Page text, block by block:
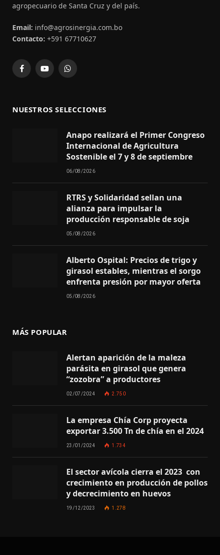
agropecuario de Santa Cruz y del país.
Email: info@agrosinergia.com.bo
Contacto: +591 67710627
FacebookYouTubeWhatsApp
NUESTROS SELECCIONES
Anapo realizará el Primer Congreso
Internacional de Agricultura
Sostenible el 7 y 8 de septiembre
06/08/2026
RTRS y Solidaridad sellan una
alianza para impulsar la
producción responsable de soja
05/08/2026
Alberto Ospital: Precios de trigo y
girasol estables, mientras el sorgo
enfrenta presión por mayor oferta
05/08/2026
MÁS POPULAR
Alertan aparición de la maleza
parásita en girasol que genera
“zozobra” a productores
02/07/2024 2.750
La empresa Chía Corp proyecta
exportar 3.500 Tn de chía en el 2024
23/01/2024 1.734
El sector avícola cierra el 2023 con
crecimiento en producción de pollos
y decrecimiento en huevos
19/12/2023 1.278